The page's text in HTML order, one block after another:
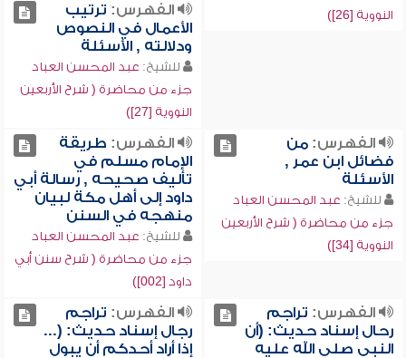
النووية [26])
الفهرس: ترتيب
الأعمال في النصوص
ودلالته , الأسئلة
للشيخ: عبد المحسن العباد
جزء من محاضرة ( شرح الأربعين
النووية [27])
الفهرس:من
فضائل ابن عمر ,
الأسئلة
للشيخ: عبد المحسن العباد
جزء من محاضرة ( شرح الأربعين
النووية [34])
الفهرس: طريقة
الإمام مسلم في
تأليف صحيحه , رسالة أبي
داود إلى أهل مكة لبيان
منهجه في السنن
للشيخ: عبد المحسن العباد
جزء من محاضرة ( شرح سنن أبي
داود [002])
الفهرس: تراجم
رحال إسناد حديث: (أن
النبي صلى الله عليه
الفهرس: تراجم
رجال إسناد حديث: (...
إذا أراد أحدكم أن يبول